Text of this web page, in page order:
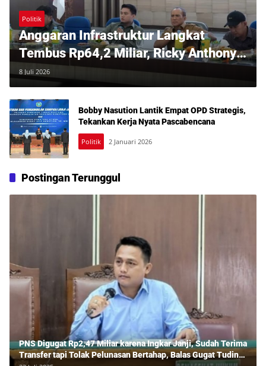
Politik
Anggaran Infrastruktur Langkat
Tembus Rp64,2 Miliar, Ricky Anthony
Beberkan Prioritas Pembangunan
Tahun 2026
8 Juli 2026
Bobby Nasution Lantik Empat OPD Strategis,
Tekankan Kerja Nyata Pascabencana
Politik 2 Januari 2026
Postingan Terunggul
PNS Digugat Rp2,47 Miliar karena Ingkar Janji, Sudah Terima
Transfer tapi Tolak Pelunasan Bertahap, Balas Gugat Tuding